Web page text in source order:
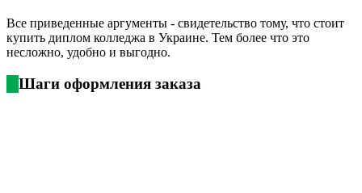
Все приведенные аргументы - свидетельство тому, что стоит
купить диплом колледжа в Украине. Тем более что это
несложно, удобно и выгодно.
Шаги оформления заказа